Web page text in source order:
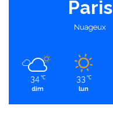
Paris
Nuageux
34 ℃
dim
33 ℃
lun